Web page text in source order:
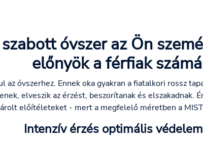
óvszer az Ön
előnyök a férfiak
az óvszerhez. Ennek oka gyakran a fiatalkori rossz
elveszik az érzést, beszorítanak és elszakadnak.
előítéleteket - mert a megfelelő méretben a
Intenzív érzés optimális